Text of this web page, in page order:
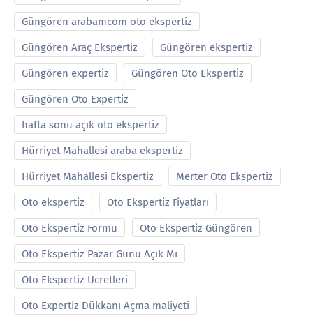
Güngören arabamcom oto ekspertiz
Güngören Araç Ekspertiz Güngören ekspertiz
Güngören expertiz Güngören Oto Ekspertiz
Güngören Oto Expertiz
hafta sonu açık oto ekspertiz
Hürriyet Mahallesi araba ekspertiz
Hürriyet Mahallesi Ekspertiz Merter Oto Ekspertiz
Oto ekspertiz Oto Ekspertiz Fiyatları
Oto Ekspertiz Formu Oto Ekspertiz Güngören
Oto Ekspertiz Pazar Günü Açık Mı
Oto Ekspertiz Ucretleri
Oto Expertiz Dükkanı Açma maliyeti